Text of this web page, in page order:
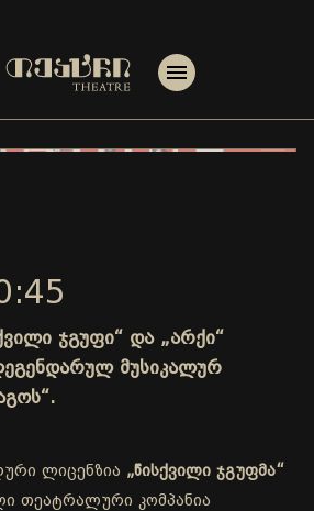
ჯგუფი“ და „არქი“
მუსიკალურ
ლიცენზია „წისქვილი ჯგუფმა“
თეატრალური კომპანია